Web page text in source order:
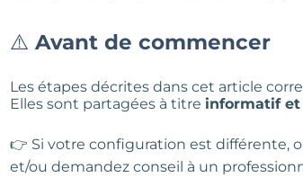
⚠️ Avant de commencer
Les étapes décrites dans cet article
Elles sont partagées à titre informatif
👉 Si votre configuration est différente,
et/ou demandez conseil à un